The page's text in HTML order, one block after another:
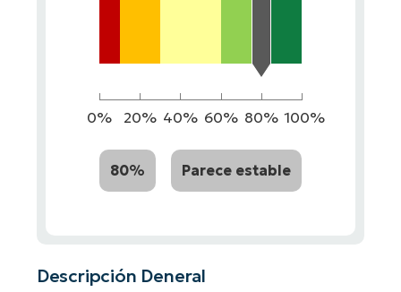
0% 20% 40% 60% 80% 100%
80% Parece estable
Descripción Deneral